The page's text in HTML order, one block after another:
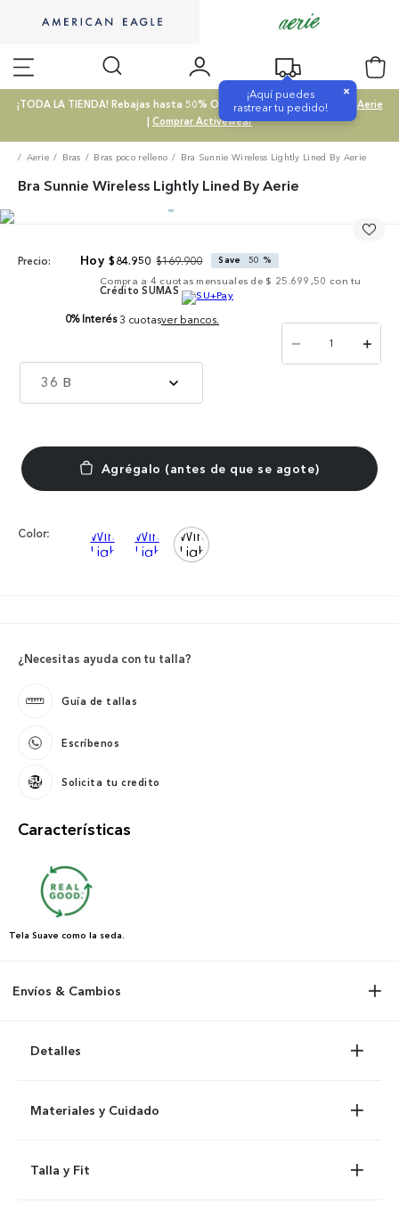
¡Aquí puedes
rastrear tu pedido!
×
¡TODA LA TIENDA! Rebajas hasta 50% OFF |Comprar SALE|Comprar Aerie
| Comprar Activewear
Aerie Bras Bras poco relleno Bra Sunnie Wireless Lightly Lined By Aerie
Bra Sunnie Wireless Lightly Lined By Aerie
Precio: $84.950 $169.900 Save 50 %
Compra a 4 cuotas mensuales de $ 25.699,50 con tu
Crédito SUMAS
0% Interés 3 cuotasver bancos.
36 B
＋
－
Color:
¿Necesitas ayuda con tu talla?
Guía de tallas
Escríbenos
Solicita tu credito
Características
Tela Suave como la seda.
Envíos & Cambios
Detalles
Materiales y Cuidado
Talla y Fit